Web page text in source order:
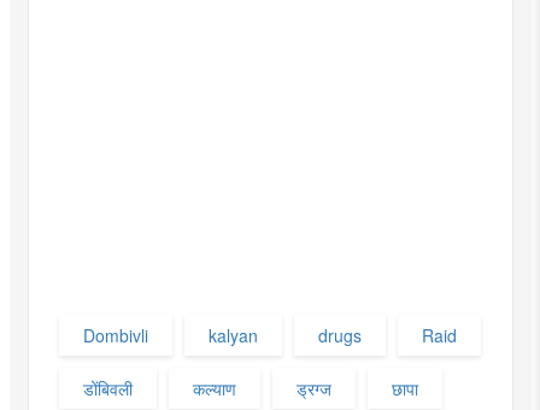
Dombivli kalyan drugs Raid
डोंबिवली कल्याण ड्रग्ज छापा